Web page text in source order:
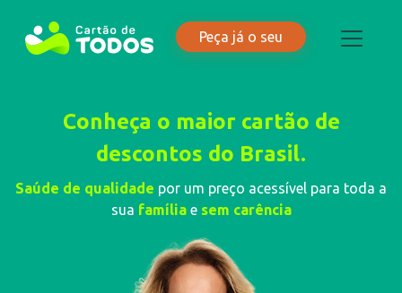
Peça já o seu
Conheça o maior cartão de
descontos do Brasil.
Saúde de qualidade por um preço acessível para toda a
sua famíliae sem carência